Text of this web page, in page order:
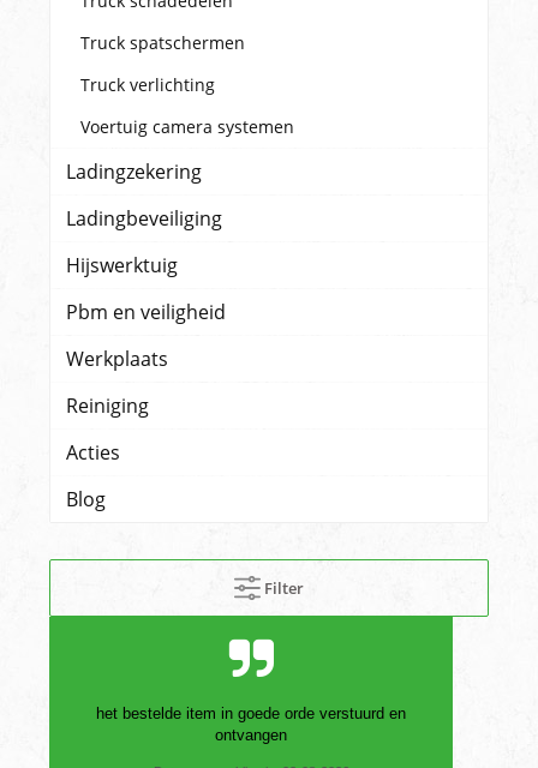
Truck spatschermen
Truck verlichting
Voertuig camera systemen
Ladingzekering
Ladingbeveiliging
Hijswerktuig
Pbm en veiligheid
Werkplaats
Reiniging
Acties
Blog
Filter
het bestelde item in goede orde verstuurd en
ontvangen